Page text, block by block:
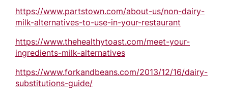
https://www.partstown.com/about-us/non-dairy-
milk-alternatives-to-use-in-your-restaurant
https://www.thehealthytoast.com/meet-your-
ingredients-milk-alternatives
https://www.forkandbeans.com/2013/12/16/dairy-
substitutions-guide/